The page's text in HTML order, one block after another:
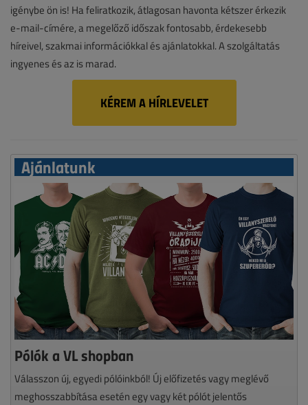
igénybe ön is! Ha feliratkozik, átlagosan havonta kétszer érkezik
e-mail-címére, a megelőző időszak fontosabb, érdekesebb
híreivel, szakmai információkkal és ajánlatokkal. A szolgáltatás
ingyenes és az is marad.
KÉREM A HÍRLEVELET
Ajánlatunk
Pólók a VL shopban
Válasszon új, egyedi pólóinkból! Új előfizetés vagy meglévő
meghosszabbítása esetén egy vagy két pólót jelentős